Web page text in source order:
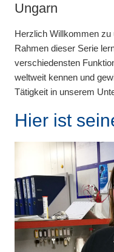
Ungarn
Herzlich Willkommen zu
Rahmen dieser Serie
verschiedensten
weltweit kennen und
Tätigkeit in unserem
Hier ist